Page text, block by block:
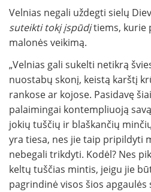
Velnias negali uždegti sielų
suteikti tokį įspūdįtiems, kurie
malonės veikimą.
„Velnias gali sukelti netikrą
nuostabų skonį, keistą karštį
rankose ar kojose. Pasidavę
palaimingai kontempliuoją
jokių tuščių ir blaškančių
yra tiesa, nes jie taip pripildyti
nebegali trikdyti. Kodėl? Nes
keltų tuščias mintis, jeigu jie
pagrindinė visos šios apgaulės